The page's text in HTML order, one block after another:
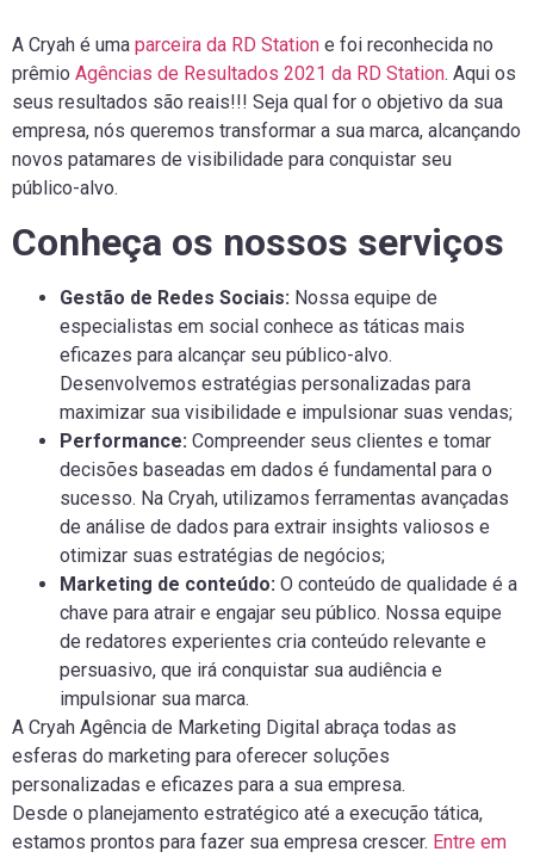
A Cryah é uma parceira da RD Station e foi reconhecida no
prêmio Agências de Resultados 2021 da RD Station. Aqui os
seus resultados são reais!!! Seja qual for o objetivo da sua
empresa, nós queremos transformar a sua marca, alcançando
novos patamares de visibilidade para conquistar seu
público-alvo.
Conheça os nossos serviços
Gestão de Redes Sociais: Nossa equipe de
especialistas em social conhece as táticas mais
eficazes para alcançar seu público-alvo.
Desenvolvemos estratégias personalizadas para
maximizar sua visibilidade e impulsionar suas vendas;
Performance: Compreender seus clientes e tomar
decisões baseadas em dados é fundamental para o
sucesso. Na Cryah, utilizamos ferramentas avançadas
de análise de dados para extrair insights valiosos e
otimizar suas estratégias de negócios;
Marketing de conteúdo: O conteúdo de qualidade é a
chave para atrair e engajar seu público. Nossa equipe
de redatores experientes cria conteúdo relevante e
persuasivo, que irá conquistar sua audiência e
impulsionar sua marca.
A Cryah Agência de Marketing Digital abraça todas as
esferas do marketing para oferecer soluções
personalizadas e eficazes para a sua empresa.
Desde o planejamento estratégico até a execução tática,
estamos prontos para fazer sua empresa crescer. Entre em